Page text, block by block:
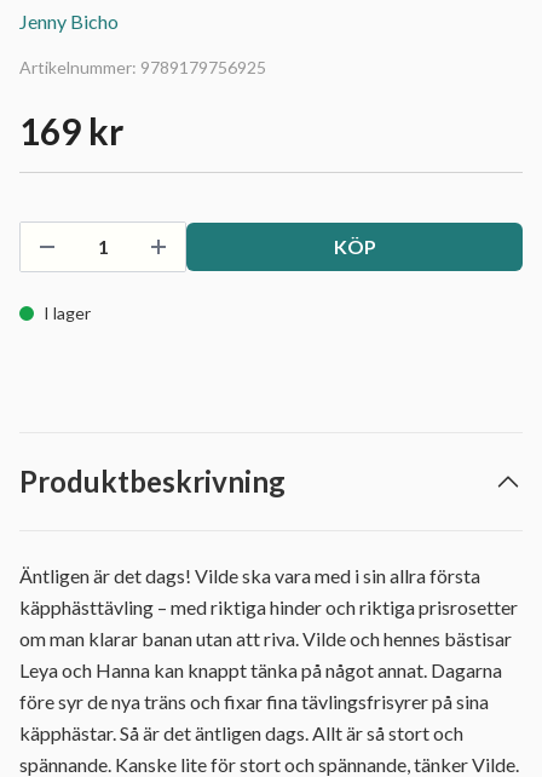
Jenny Bicho
Artikelnummer: 9789179756925
169 kr
KÖP
I lager
Produktbeskrivning
Äntligen är det dags! Vilde ska vara med i sin allra första
käpphästtävling – med riktiga hinder och riktiga prisrosetter
om man klarar banan utan att riva. Vilde och hennes bästisar
Leya och Hanna kan knappt tänka på något annat. Dagarna
före syr de nya träns och fixar fina tävlingsfrisyrer på sina
käpphästar. Så är det äntligen dags. Allt är så stort och
spännande. Kanske lite för stort och spännande, tänker Vilde.